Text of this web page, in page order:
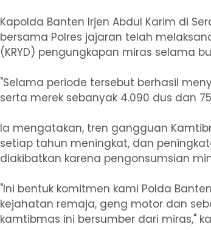
Kapolda Banten Irjen Abdul Karim di
bersama Polres jajaran telah
(KRYD) pengungkapan miras selama
"Selama periode tersebut berhasil
serta merek sebanyak 4.090 dus dan
Ia mengatakan, tren gangguan
setiap tahun meningkat, dan
diakibatkan karena pengonsumsian
"Ini bentuk komitmen kami Polda
kejahatan remaja, geng motor dan
kamtibmas ini bersumber dari miras,"